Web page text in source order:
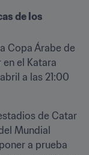
de los
Copa Árabe de
en el Katara
a las 21:00
de Catar
Mundial
a prueba